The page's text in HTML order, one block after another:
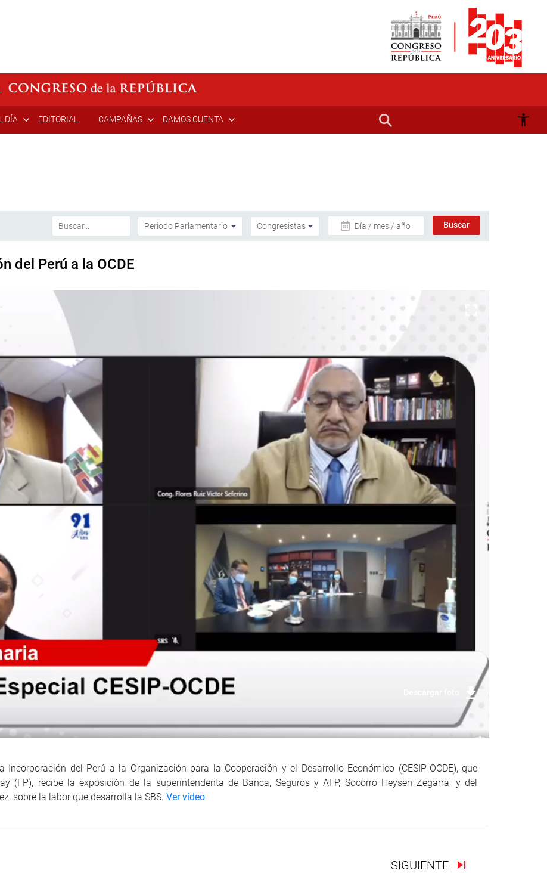
DÍA EDITORIAL CAMPAÑAS DAMOS CUENTA
Día / mes / año
del Perú a la OCDE
del Perú a la Organización para la Cooperación y el Desarrollo Económico (CESIP-OCDE), que
(FP), recibe la exposición de la superintendenta de Banca, Seguros y AFP, Socorro Heysen Zegarra, y del
sobre la labor que desarrolla la SBS. Ver vídeo
SIGUIENTE